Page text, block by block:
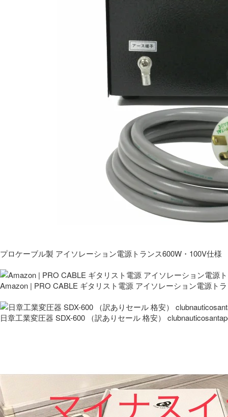
プロケーブル製 アイソレーション電源トランス600W・100V仕様
Amazon | PRO CABLE ギタリスト電源 アイソレーション電源ト
日章工業変圧器 SDX-600 （訳ありセール 格安）